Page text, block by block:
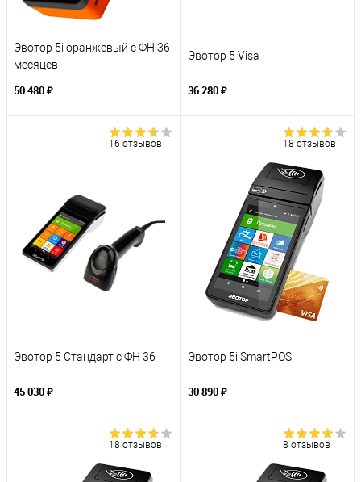
Эвотор 5i оранжевый с ФН 36
месяцев
50 480 ₽
Эвотор 5 Visa
36 280 ₽
16 отзывов
Эвотор 5 Стандарт с ФН 36
45 030 ₽
18 отзывов
Эвотор 5i SmartPOS
30 890 ₽
18 отзывов 8 отзывов